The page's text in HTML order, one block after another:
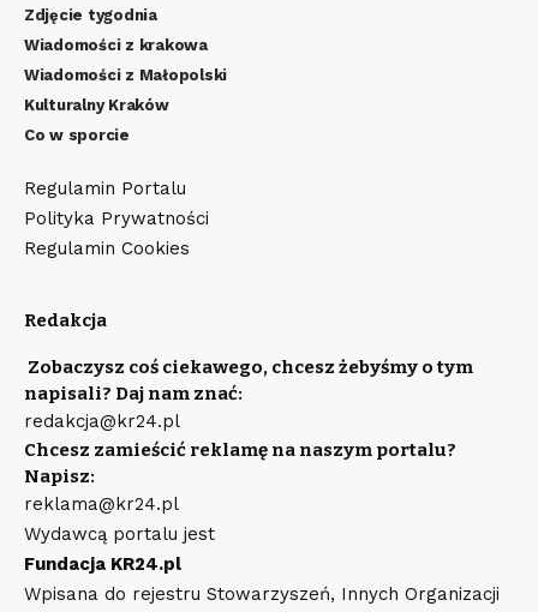
Zdjęcie tygodnia
Wiadomości z krakowa
Wiadomości z Małopolski
Kulturalny Kraków
Co w sporcie
Regulamin Portalu
Polityka Prywatności
Regulamin Cookies
Redakcja
Zobaczysz coś ciekawego, chcesz żebyśmy o tym
napisali? Daj nam znać:
redakcja@kr24.pl
Chcesz zamieścić reklamę na naszym portalu?
Napisz:
reklama@kr24.pl
Wydawcą portalu jest
Fundacja KR24.pl
Wpisana do rejestru Stowarzyszeń, Innych Organizacji